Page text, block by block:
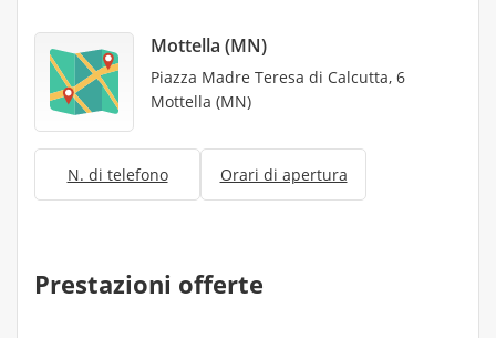
Mottella (MN)
Piazza Madre Teresa di Calcutta, 6
Mottella (MN)
N. di telefono Orari di apertura
Prestazioni offerte